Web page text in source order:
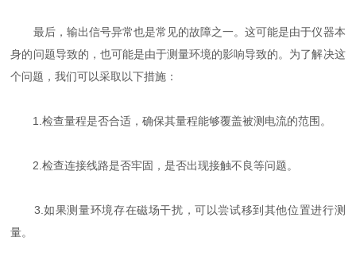
最后，输出信号异常也是常见的故障之一。这可能是由于仪器本
身的问题导致的，也可能是由于测量环境的影响导致的。为了解决这
个问题，我们可以采取以下措施：
1.检查量程是否合适，确保其量程能够覆盖被测电流的范围。
2.检查连接线路是否牢固，是否出现接触不良等问题。
3.如果测量环境存在磁场干扰，可以尝试移到其他位置进行测
量。